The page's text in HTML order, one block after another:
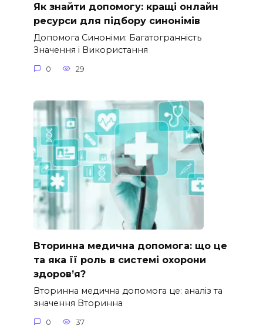
Як знайти допомогу: кращі онлайн
ресурси для підбору синонімів
Допомога Синоніми: Багатогранність
Значення і Використання
0 29
Вторинна медична допомога: що це
та яка її роль в системі охорони
здоров’я?
Вторинна медична допомога це: аналіз та
значення Вторинна
0 37